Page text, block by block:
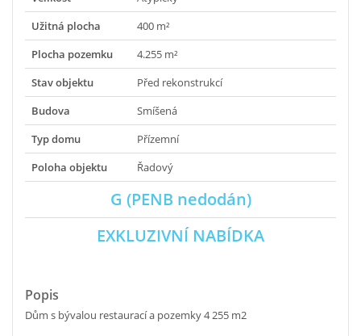
Užitná plocha
400 m²
Plocha pozemku
4.255 m²
Stav objektu
Před rekonstrukcí
Budova
Smíšená
Typ domu
Přízemní
Poloha objektu
Řadový
G (PENB nedodán)
EXKLUZIVNÍ NABÍDKA
Popis
Dům s bývalou restaurací a pozemky 4 255 m2